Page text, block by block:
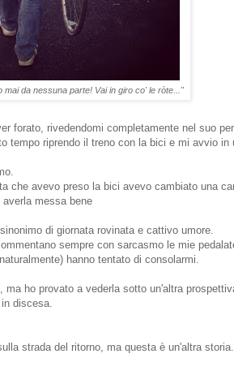
mai da nessuna parte! Vai in giro co' le ròte..."
forato, rivedendomi completamente nel suo
tempo riprendo il treno con la bici e mi avvio in
che avevo preso la bici avevo cambiato una
messa bene
di giornata rovinata e cattivo umore.
sempre con sarcasmo le mie
hanno tentato di consolarmi.
ho provato a vederla sotto un'altra
discesa.
strada del ritorno, ma questa è un'altra